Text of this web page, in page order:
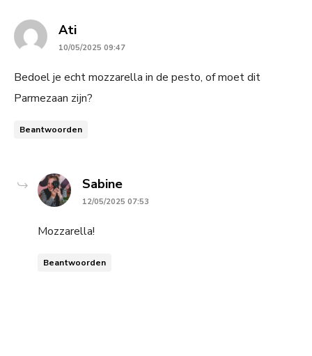
Atisays:
10/05/2025 09:47
Bedoel je echt mozzarella in de pesto, of moet dit
Parmezaan zijn?
Beantwoorden
Sabinesays:
12/05/2025 07:53
Mozzarella!
Beantwoorden